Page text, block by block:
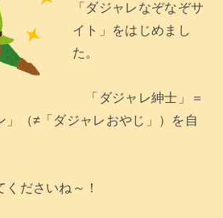
「ダジャレなぞなぞサ
イト」をはじめまし
た。
「ダジャレ紳士」＝
」（≠「ダジャレおやじ」）を自
ださいね～！